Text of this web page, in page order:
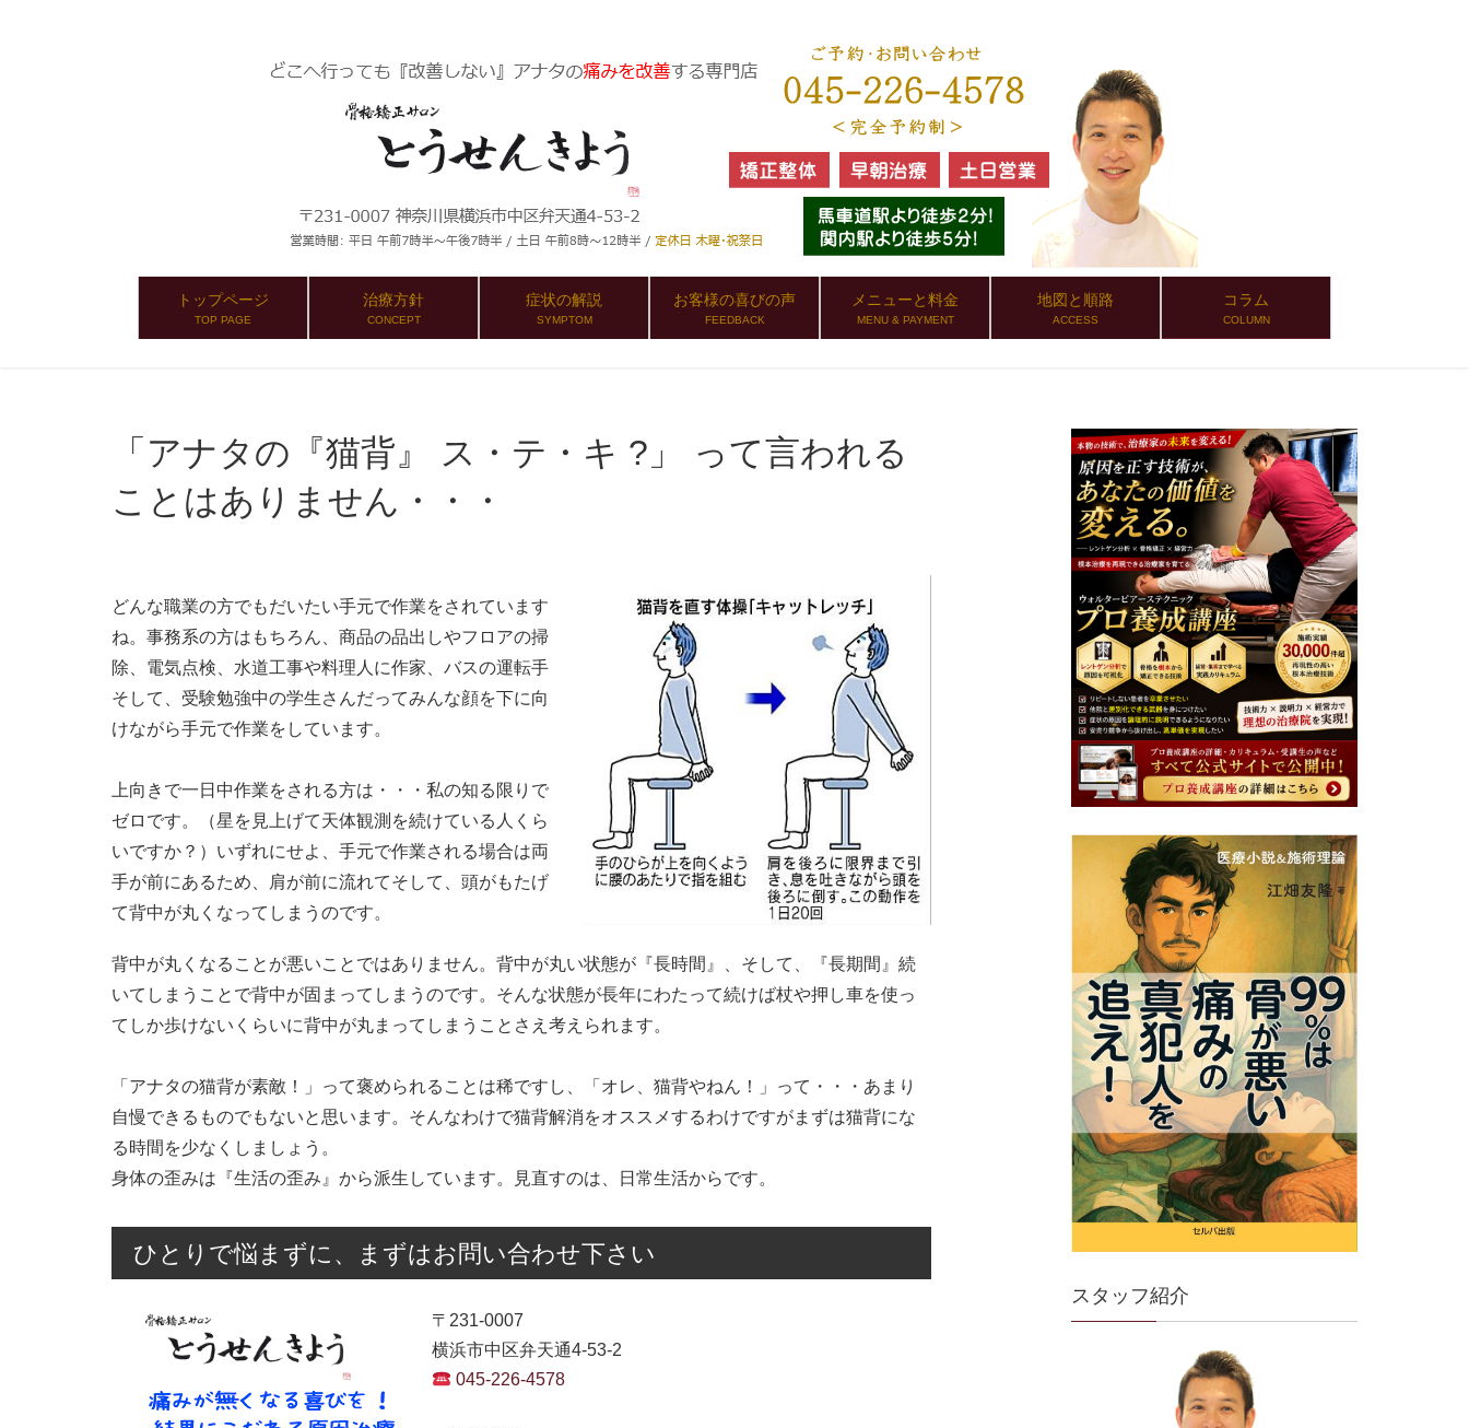
トップページ
TOP PAGE
治療方針
CONCEPT
症状の解説
SYMPTOM
お客様の喜びの声
FEEDBACK
メニューと料金
MENU & PAYMENT
地図と順路
ACCESS
コラム
COLUMN
「アナタの『猫背』 ス・テ・キ ?」 って言われる
ことはありません・・・
どんな職業の方でもだいたい手元で作業をされています
ね。事務系の方はもちろん、商品の品出しやフロアの掃
除、電気点検、水道工事や料理人に作家、バスの運転手
そして、受験勉強中の学生さんだってみんな顔を下に向
けながら手元で作業をしています。
上向きで一日中作業をされる方は・・・私の知る限りで
ゼロです。（星を見上げて天体観測を続けている人くら
いですか？）いずれにせよ、手元で作業される場合は両
手が前にあるため、肩が前に流れてそして、頭がもたげ
て背中が丸くなってしまうのです。
背中が丸くなることが悪いことではありません。背中が丸い状態が『長時間』、そして、『長期間』続
いてしまうことで背中が固まってしまうのです。そんな状態が長年にわたって続けば杖や押し車を使っ
てしか歩けないくらいに背中が丸まってしまうことさえ考えられます。
「アナタの猫背が素敵！」って褒められることは稀ですし、「オレ、猫背やねん！」って・・・あまり
自慢できるものでもないと思います。そんなわけで猫背解消をオススメするわけですがまずは猫背にな
る時間を少なくしましょう。
身体の歪みは『生活の歪み』から派生しています。見直すのは、日常生活からです。
ひとりで悩まずに、まずはお問い合わせ下さい
〒231-0007
横浜市中区弁天通4-53-2
045-226-4578
スタッフ紹介